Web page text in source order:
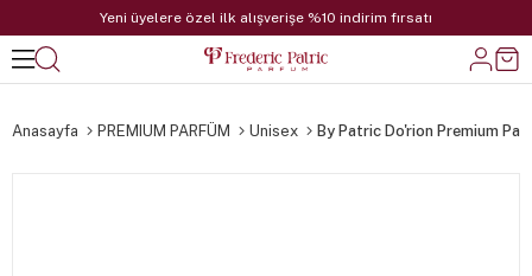
Yeni üyelere özel ilk alışverişe %10 indirim fırsatı
Anasayfa PREMIUM PARFÜM Unisex By Patric Do'rion Premium